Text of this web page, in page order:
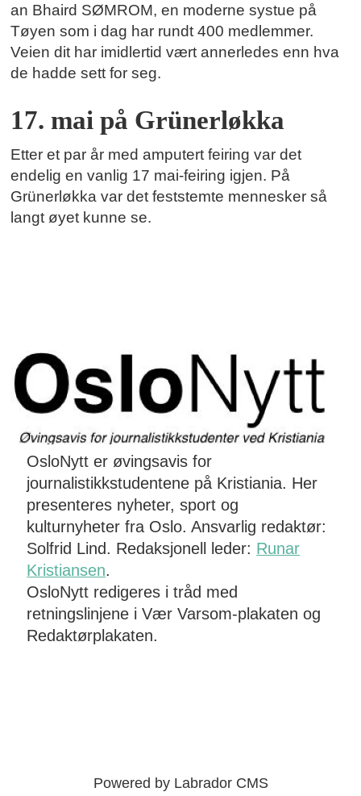
an Bhaird SØMROM, en moderne systue på
Tøyen som i dag har rundt 400 medlemmer.
Veien dit har imidlertid vært annerledes enn hva
de hadde sett for seg.
17. mai på Grünerløkka
Etter et par år med amputert feiring var det
endelig en vanlig 17 mai-feiring igjen. På
Grünerløkka var det feststemte mennesker så
langt øyet kunne se.
OsloNytt er øvingsavis for
journalistikkstudentene på Kristiania. Her
presenteres nyheter, sport og
kulturnyheter fra Oslo. Ansvarlig redaktør:
Solfrid Lind. Redaksjonell leder: Runar
Kristiansen.
OsloNytt redigeres i tråd med
retningslinjene i Vær Varsom-plakaten og
Redaktørplakaten.
Powered by Labrador CMS